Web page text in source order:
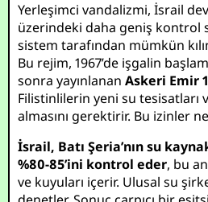
Yerleşimci vandalizmi, İsrail
üzerindeki daha geniş kontrol
sistem tarafından mümkün
Bu rejim, 1967’de işgalin
sonra yayınlananAskeri Emir
Filistinlilerin yeni su tesisatları
almasını gerektirir. Bu izinler
İsrail, Batı Şeria’nın su
%80-85’ini kontrol eder, bu
ve kuyuları içerir. Ulusal su